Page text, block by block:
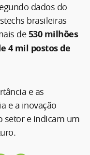
dados do
brasileiras
de530 milhões
4 mil postos de
e as
e a inovação
setor e indicam um